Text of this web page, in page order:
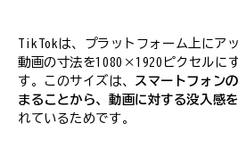
TikTokは、プラットフォーム上にア
動画の寸法を1080×1920ピクセルに
す。このサイズは、 スマートフォン
まることから、動画に対する没入感
れているためです。